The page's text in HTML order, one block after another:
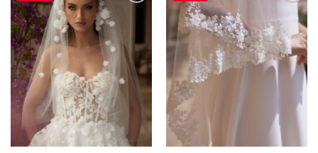
verlanglijst
verlanglijst
toevoegen